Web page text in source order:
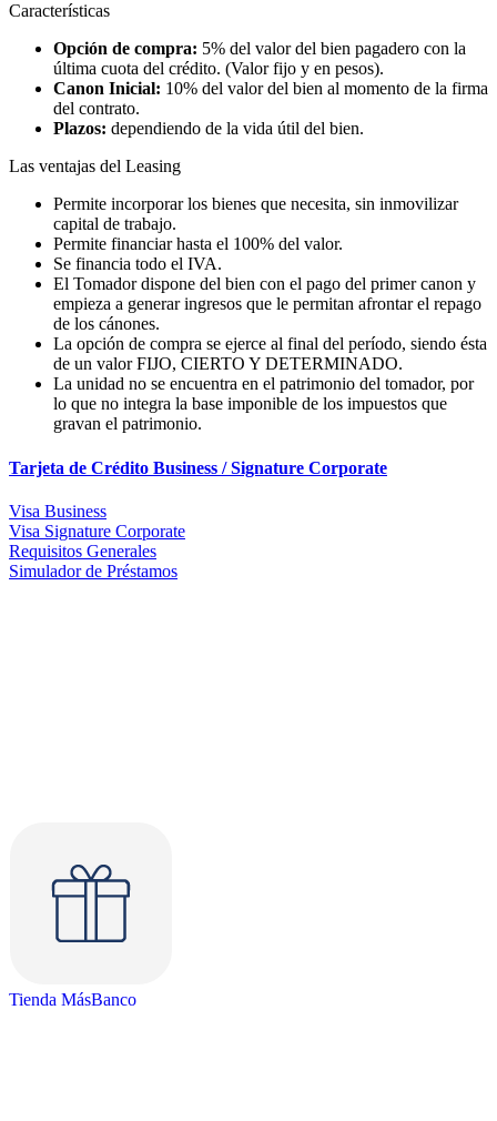
Características
Opción de compra: 5% del valor del bien pagadero con la
última cuota del crédito. (Valor fijo y en pesos).
Canon Inicial: 10% del valor del bien al momento de la firma
del contrato.
Plazos: dependiendo de la vida útil del bien.
Las ventajas del Leasing
Permite incorporar los bienes que necesita, sin inmovilizar
capital de trabajo.
Permite financiar hasta el 100% del valor.
Se financia todo el IVA.
El Tomador dispone del bien con el pago del primer canon y
empieza a generar ingresos que le permitan afrontar el repago
de los cánones.
La opción de compra se ejerce al final del período, siendo ésta
de un valor FIJO, CIERTO Y DETERMINADO.
La unidad no se encuentra en el patrimonio del tomador, por
lo que no integra la base imponible de los impuestos que
gravan el patrimonio.
Tarjeta de Crédito Business / Signature Corporate
Visa Business
Visa Signature Corporate
Requisitos Generales
Simulador de Préstamos
Tienda MásBanco